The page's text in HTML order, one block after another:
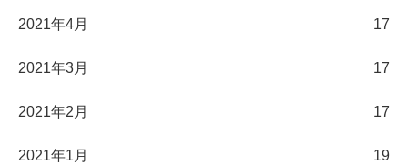
2021年4月 17
2021年3月 17
2021年2月 17
2021年1月 19